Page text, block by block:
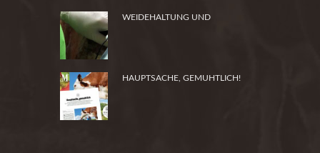
WEIDEHALTUNG UND
HAUPTSACHE, GEMUHTLICH!